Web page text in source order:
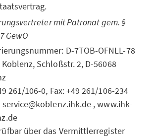
mit Patronat gem. §
GewO
D-7TOB-OFNLL-78
Koblenz, Schloßstr. 2, D-56068
261/106-0, Fax: +49 261/106-234
service@koblenz.ihk.de , www.ihk-
über das Vermittlerregister